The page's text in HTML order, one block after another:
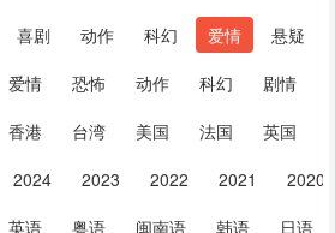
喜剧 动作 科幻 爱情 悬疑
爱情 恐怖 动作 科幻 剧情
香港 台湾 美国 法国 英国
2024 2023 2022 2021 2020
英语 粤语 闽南语 韩语 日语